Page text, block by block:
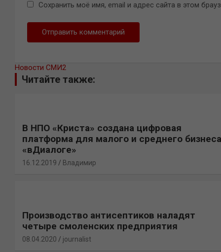
Сохранить моё имя, email и адрес сайта в этом
Новости СМИ2
Читайте также:
В НПО «Криста» создана цифровая
платформа для малого и среднего бизнеса
«вДиалоге»
16.12.2019 Владимир
Производство антисептиков наладят
четыре смоленских предприятия
08.04.2020 journalist